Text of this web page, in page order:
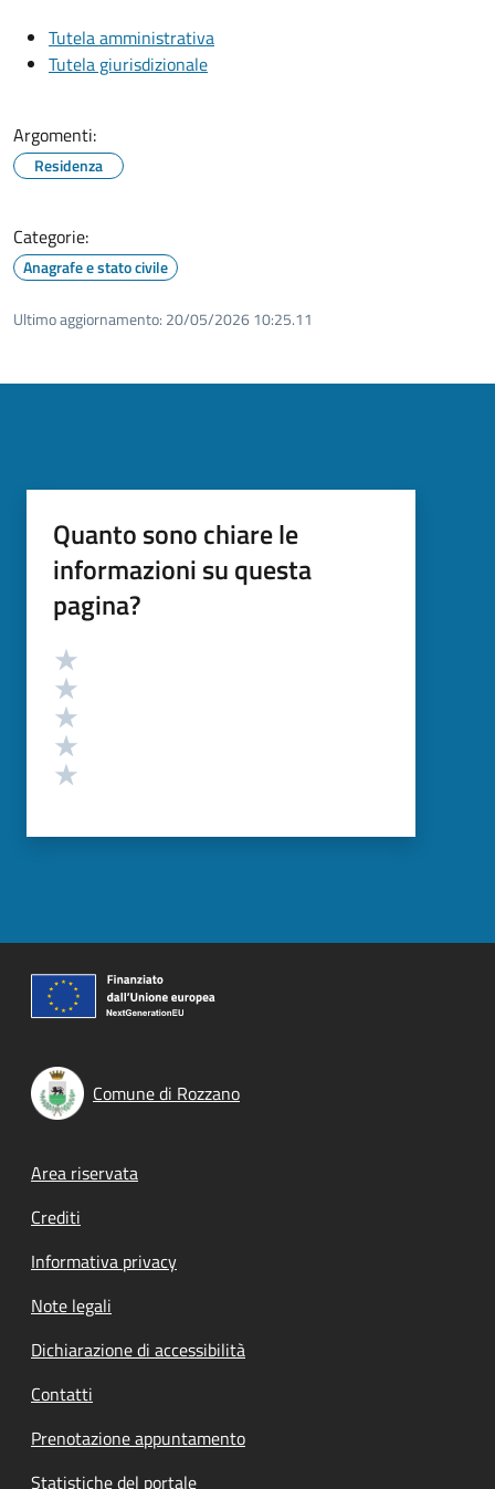
Tutela amministrativa
Tutela giurisdizionale
Argomenti:
Residenza
Categorie:
Anagrafe e stato civile
Ultimo aggiornamento: 20/05/2026 10:25.11
Quanto sono chiare le
informazioni su questa
pagina?
Valutazione
Comune di Rozzano
Footer menu
Area riservata
Crediti
Informativa privacy
Note legali
Dichiarazione di accessibilità
Contatti
Prenotazione appuntamento
Statistiche del portale